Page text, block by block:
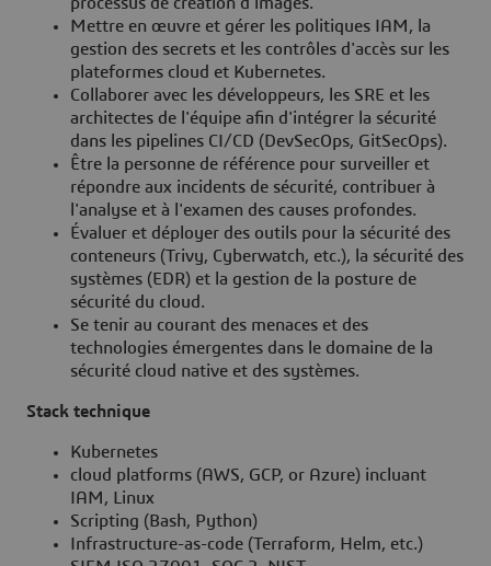
Mettre en œuvre et gérer les politiques IAM, la
gestion des secrets et les contrôles d'accès sur les
plateformes cloud et Kubernetes.
Collaborer avec les développeurs, les SRE et les
architectes de l'équipe afin d'intégrer la sécurité
dans les pipelines CI/CD (DevSecOps, GitSecOps).
Être la personne de référence pour surveiller et
répondre aux incidents de sécurité, contribuer à
l'analyse et à l'examen des causes profondes.
Évaluer et déployer des outils pour la sécurité des
conteneurs (Trivy, Cyberwatch, etc.), la sécurité des
systèmes (EDR) et la gestion de la posture de
sécurité du cloud.
Se tenir au courant des menaces et des
technologies émergentes dans le domaine de la
sécurité cloud native et des systèmes.
Stack technique
Kubernetes
cloud platforms (AWS, GCP, or Azure) incluant
IAM, Linux
Scripting (Bash, Python)
Infrastructure-as-code (Terraform, Helm, etc.)